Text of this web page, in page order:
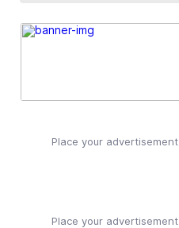
Place your advertisement
Place your advertisement